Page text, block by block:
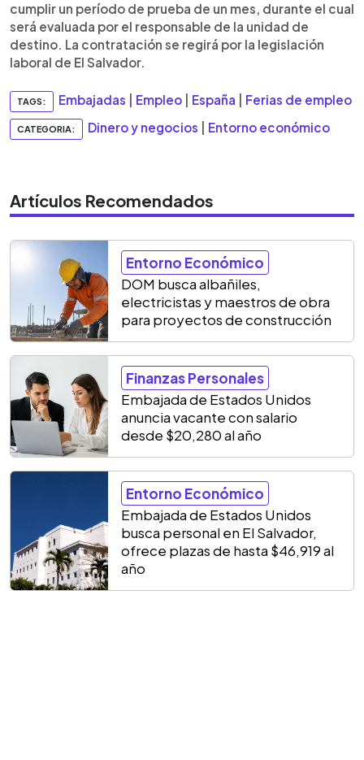
cumplir un período de prueba de un mes, durante el cual
será evaluada por el responsable de la unidad de
destino. La contratación se regirá por la legislación
laboral de El Salvador.
TAGS: Embajadas Empleo España Ferias de empleo
CATEGORIA: Dinero y negocios Entorno económico
Artículos Recomendados
Entorno Económico
DOM busca albañiles,
electricistas y maestros de obra
para proyectos de construcción
Finanzas Personales
Embajada de Estados Unidos
anuncia vacante con salario
desde $20,280 al año
Entorno Económico
Embajada de Estados Unidos
busca personal en El Salvador,
ofrece plazas de hasta $46,919 al
año